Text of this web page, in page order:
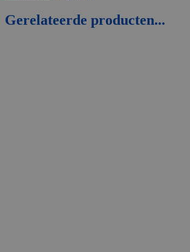
Gerelateerde producten...